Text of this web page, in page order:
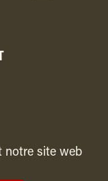
notre site web